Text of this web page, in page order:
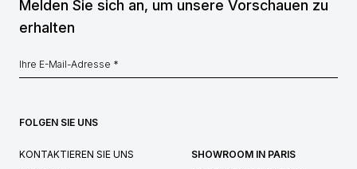
Melden Sie sich an, um unsere Vorschauen zu
erhalten
FOLGEN SIE UNS
KONTAKTIEREN SIE UNS
SHOWROOM IN PARIS